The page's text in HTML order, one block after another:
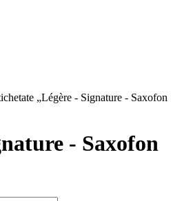
„Légère - Signature - Saxofon
- Saxofon